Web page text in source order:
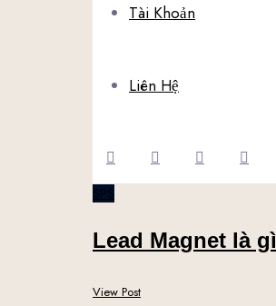
Tài Khoản
Liên Hệ
SPS
Lead Magnet là
View Post